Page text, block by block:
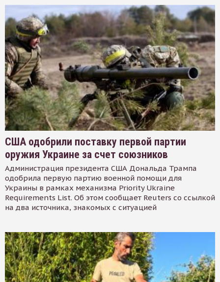
США одобрили поставку первой партии
оружия Украине за счет союзников
Администрация президента США Дональда Трампа
одобрила первую партию военной помощи для
Украины в рамках механизма Priority Ukraine
Requirements List. Об этом сообщает Reuters со ссылкой
на два источника, знакомых с ситуацией